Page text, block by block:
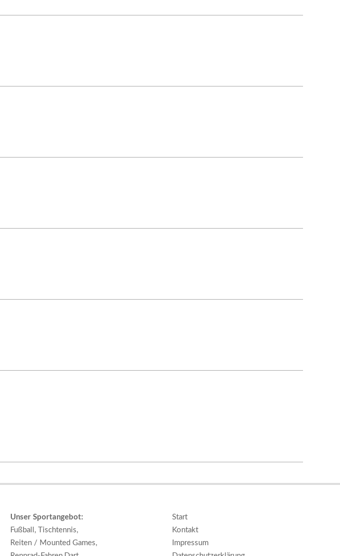
Unser Sportangebot:
Fußball, Tischtennis,
Reiten / Mounted Games,
Start
Kontakt
Impressum